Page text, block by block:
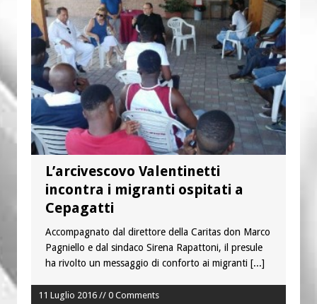
L’arcivescovo Valentinetti
incontra i migranti ospitati a
Cepagatti
Accompagnato dal direttore della Caritas don Marco
Pagniello e dal sindaco Sirena Rapattoni, il presule
ha rivolto un messaggio di conforto ai migranti [...]
11 Luglio 2016 // 0 Comments